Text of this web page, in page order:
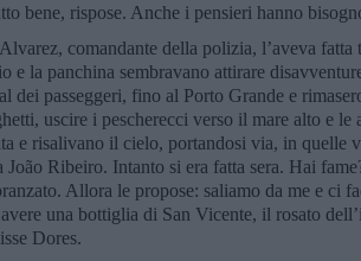
bene, rispose. Anche i pensieri hanno
comandante della polizia, l’aveva fatta
e la panchina sembravano attirare
dei passeggeri, fino al Porto Grande e
uscire i pescherecci verso il mare alto e le
e risalivano il cielo, portandosi via, in quelle
Ribeiro. Intanto si era fatta sera. Hai
Allora le propose: saliamo da me e ci
una bottiglia di San Vicente, il rosato
Dores.